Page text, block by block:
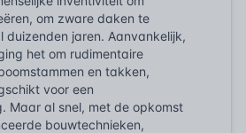
om zware daken te
duizenden jaren. Aanvankelijk,
het om rudimentaire
en takken,
voor een
Maar al snel, met de opkomst
bouwtechnieken,